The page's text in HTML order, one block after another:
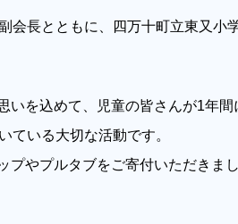
会長とともに、四万十町立東又小
いを込めて、児童の皆さんが1年
ている大切な活動です。
やプルタブをご寄付いただきまし